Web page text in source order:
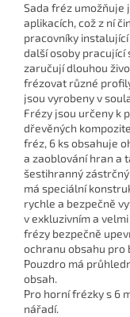
Sada fréz umožňuje
aplikacích, což z ní
pracovníky
další osoby pracující
zaručují dlouhou
frézovat různé
jsou vyrobeny v
Frézy jsou určeny k
dřevěných
fréz, 6 ks obsahuje
a zaoblování hran a
šestihranný
má speciální
rychle a bezpečně
v exkluzivním a
frézy bezpečně
ochranu obsahu pro
Pouzdro má
obsah.
Pro horní frézky s 6
nářadí.